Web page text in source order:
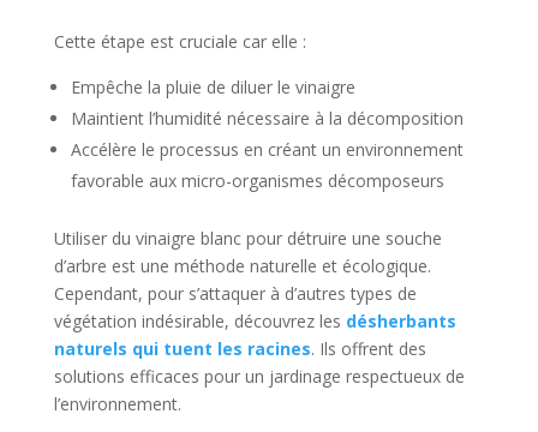
Cette étape est cruciale car elle :
Empêche la pluie de diluer le vinaigre
Maintient l’humidité nécessaire à la décomposition
Accélère le processus en créant un environnement
favorable aux micro-organismes décomposeurs
Utiliser du vinaigre blanc pour détruire une souche
d’arbre est une méthode naturelle et écologique.
Cependant, pour s’attaquer à d’autres types de
végétation indésirable, découvrez les désherbants
naturels qui tuent les racines. Ils offrent des
solutions efficaces pour un jardinage respectueux de
l’environnement.